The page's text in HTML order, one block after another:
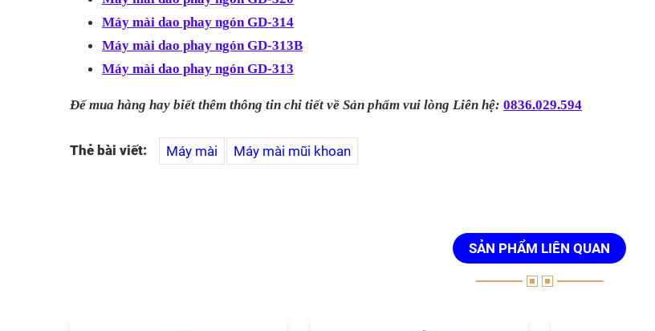
Máy mài dao phay ngón GD-314
Máy mài dao phay ngón GD-313B
Máy mài dao phay ngón GD-313
Để mua hàng hay biết thêm thông tin chi tiết về Sản phẩm vui lòng Liên hệ: 0836.029.594
Thẻ bài viết: Máy mài Máy mài mũi khoan
SẢN PHẨM LIÊN QUAN